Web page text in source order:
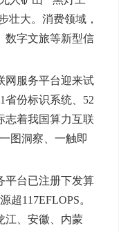
壮大。消费领域，
数字文旅等新型信
服务平台迎来试
省份标识系统、52
志着我国算力互联
图洞察、一触即
台已注册下发算
超117EFLOPS。
江、安徽、内蒙